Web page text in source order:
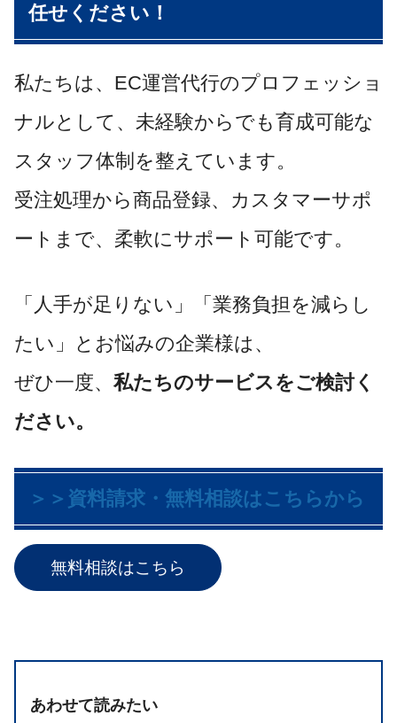
任せください！
私たちは、EC運営代行のプロフェッショ
ナルとして、未経験からでも育成可能な
スタッフ体制を整えています。
受注処理から商品登録、カスタマーサポ
ートまで、柔軟にサポート可能です。
「人手が足りない」「業務負担を減らし
たい」とお悩みの企業様は、
ぜひ一度、 私たちのサービスをご検討く
ださい。
＞＞資料請求・無料相談はこちらから
無料相談はこちら
あわせて読みたい